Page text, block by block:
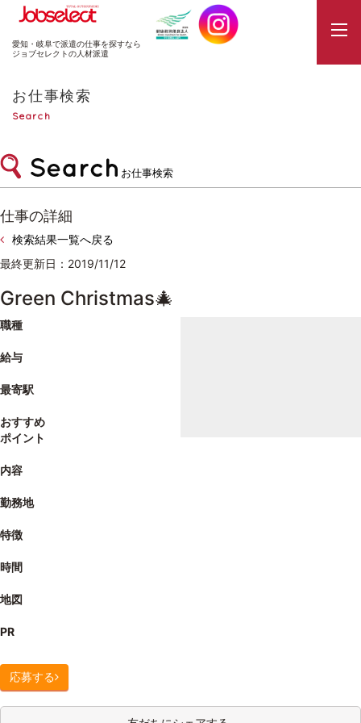
JobSelect
愛知・岐阜で派遣の仕事を探すなら
ジョブセレクトの人材派遣
お仕事検索
Search
お仕事検索
仕事の詳細
検索結果一覧へ戻る
最終更新日：2019/11/12
Green Christmas🎄
職種
給与
最寄駅
おすすめ
ポイント
内容
勤務地
特徴
時間
地図
PR
応募する